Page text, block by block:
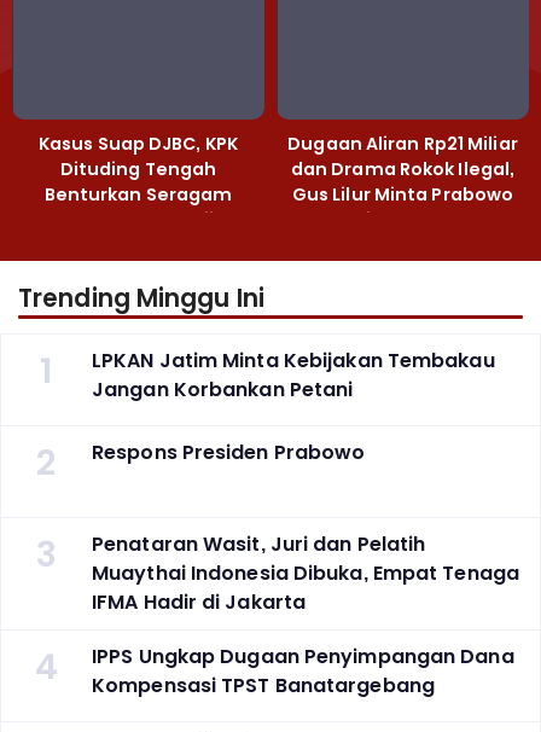
Kasus Suap DJBC, KPK
Dituding Tengah
Benturkan Seragam
Cokelat dengan Hijau
Dugaan Aliran Rp21 Miliar
dan Drama Rokok Ilegal,
Gus Lilur Minta Prabowo
Bertindak Tegas
Trending Minggu Ini
1
LPKAN Jatim Minta Kebijakan Tembakau
Jangan Korbankan Petani
2 Respons Presiden Prabowo
3
Penataran Wasit, Juri dan Pelatih
Muaythai Indonesia Dibuka, Empat Tenaga
IFMA Hadir di Jakarta
4
IPPS Ungkap Dugaan Penyimpangan Dana
Kompensasi TPST Banatargebang